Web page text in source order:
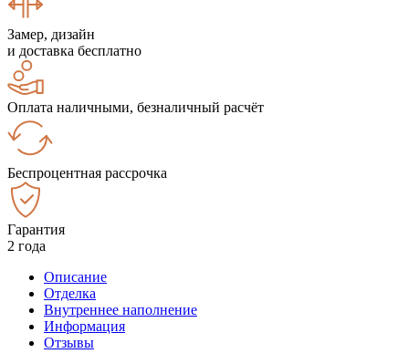
Замер, дизайн
и доставка бесплатно
Оплата наличными, безналичный расчёт
Беспроцентная рассрочка
Гарантия
2 года
Описание
Отделка
Внутреннее наполнение
Информация
Отзывы